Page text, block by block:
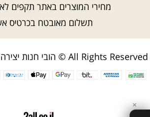
מחירי המוצרים באתר תקפים
תשלום מאובטח בכרטיס
הובי חנות יצירה וחרוזים © All Rights Reserved
✕